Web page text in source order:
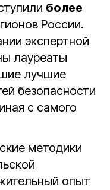
более
России.
экспертной
лауреаты
лучшие
безопасности
с самого
методики
опыт